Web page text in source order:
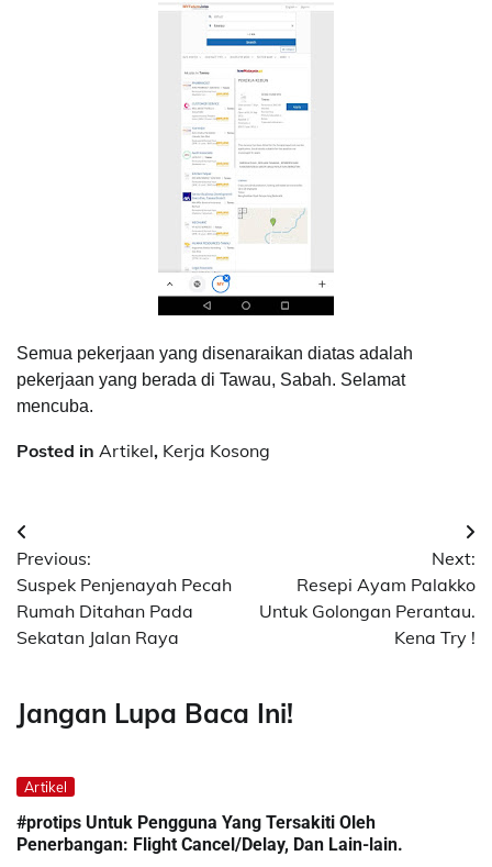
Semua pekerjaan yang disenaraikan diatas adalah
pekerjaan yang berada di Tawau, Sabah. Selamat
mencuba.
Posted in Artikel, Kerja Kosong
Post
navigation
Previous:
Suspek Penjenayah Pecah
Rumah Ditahan Pada
Sekatan Jalan Raya
Next:
Resepi Ayam Palakko
Untuk Golongan Perantau.
Kena Try !
Jangan Lupa Baca Ini!
Artikel
#protips Untuk Pengguna Yang Tersakiti Oleh
Penerbangan: Flight Cancel/Delay, Dan Lain-lain.